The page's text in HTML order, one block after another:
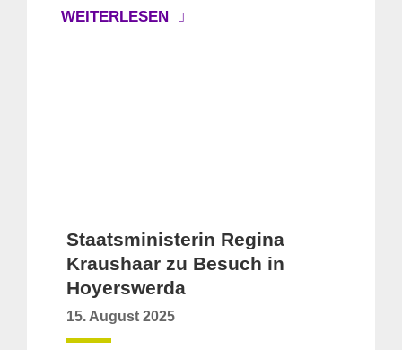
WEITERLESEN
Staatsministerin Regina
Kraushaar zu Besuch in
Hoyerswerda
15. August 2025